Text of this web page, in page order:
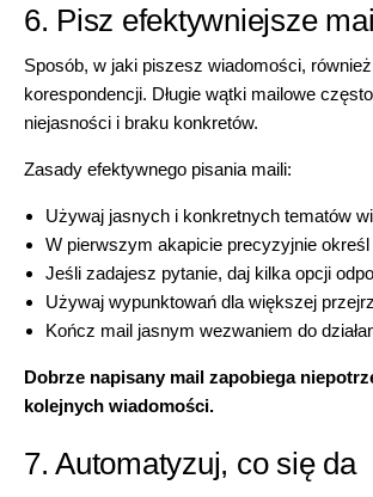
6. Pisz efektywniejsze
Sposób, w jaki piszesz wiadomości, również
korespondencji. Długie wątki mailowe
niejasności i braku konkretów.
Zasady efektywnego pisania maili:
Używaj jasnych i konkretnych tematów
W pierwszym akapicie precyzyjnie
Jeśli zadajesz pytanie, daj kilka opcji
Używaj wypunktowań dla większej
Kończ mail jasnym wezwaniem do
Dobrze napisany mail zapobiega
kolejnych wiadomości.
7. Automatyzuj, co się da